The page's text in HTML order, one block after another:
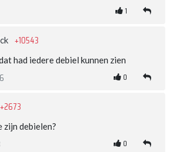
1
+10543
had iedere debiel kunnen zien
0
+2673
zijn debielen?
0